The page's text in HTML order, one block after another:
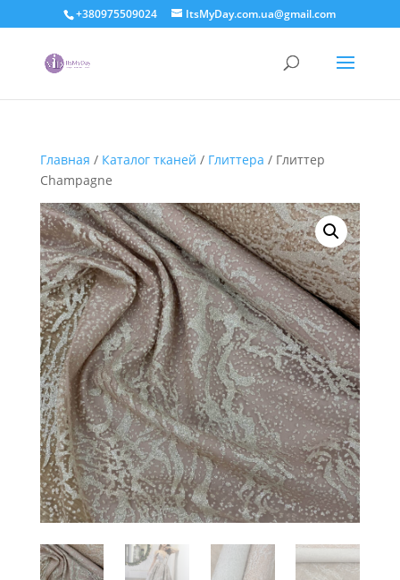
+380975509024 ItsMyDay.com.ua@gmail.com
Главная / Каталог тканей / Глиттера / Глиттер
Champagne